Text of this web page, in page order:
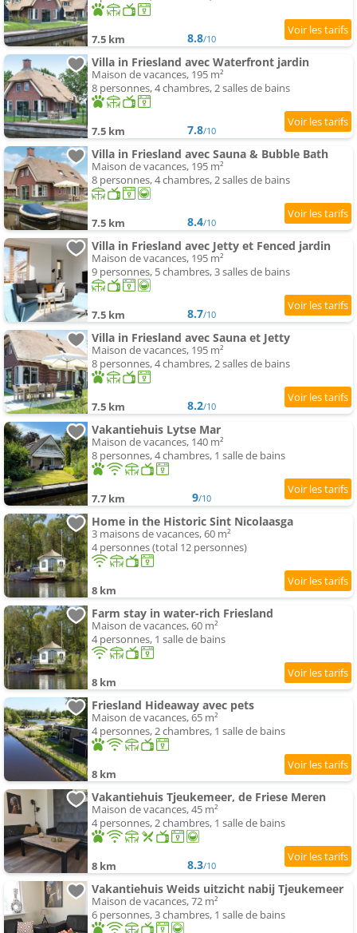
7.5 km 8.8/10
Villa in Friesland avec Waterfront jardin
Maison de vacances, 195 m²
8 personnes, 4 chambres, 2 salles de bains
7.5 km 7.8/10
Villa in Friesland avec Sauna & Bubble Bath
Maison de vacances, 195 m²
8 personnes, 4 chambres, 2 salles de bains
7.5 km 8.4/10
Villa in Friesland avec Jetty et Fenced jardin
Maison de vacances, 195 m²
9 personnes, 5 chambres, 3 salles de bains
7.5 km 8.7/10
Villa in Friesland avec Sauna et Jetty
Maison de vacances, 195 m²
8 personnes, 4 chambres, 2 salles de bains
7.5 km 8.2/10
Vakantiehuis Lytse Mar
Maison de vacances, 140 m²
8 personnes, 4 chambres, 1 salle de bains
7.7 km 9/10
Home in the Historic Sint Nicolaasga
3 maisons de vacances, 60 m²
4 personnes (total 12 personnes)
8 km
Farm stay in water-rich Friesland
Maison de vacances, 60 m²
4 personnes, 1 salle de bains
8 km
Friesland Hideaway avec pets
Maison de vacances, 65 m²
4 personnes, 2 chambres, 1 salle de bains
8 km
Vakantiehuis Tjeukemeer, de Friese Meren
Maison de vacances, 45 m²
4 personnes, 2 chambres, 1 salle de bains
8 km 8.3/10
Vakantiehuis Weids uitzicht nabij Tjeukemeer
Maison de vacances, 72 m²
6 personnes, 3 chambres, 1 salle de bains